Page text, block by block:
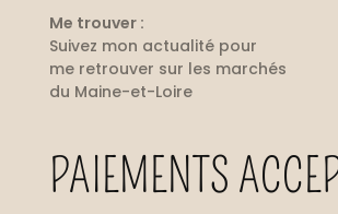
Me trouver :
Suivez mon actualitépour
me retrouver sur les marchés
du Maine-et-Loire
PAIEMENTS